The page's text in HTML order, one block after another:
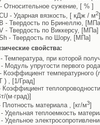
Относительное сужение, [ % ]
- Ударная вязкость, [ кДж / м2]
- Твердость по Бринеллю,
- Твердость по Виккерсу, [МПа]
- Твердость по Шору, [МПа]
свойства:
Температура, при которой
- Модуль упругости первого
Коэффициент температурного
) , [1/Град]
Коэффициент
(м·град)]
материала , [кг/м3]
Удельная теплоемкость
- Удельное